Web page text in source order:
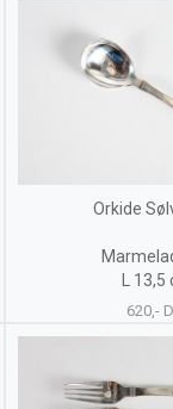
Orkide
L 13,5
620,-